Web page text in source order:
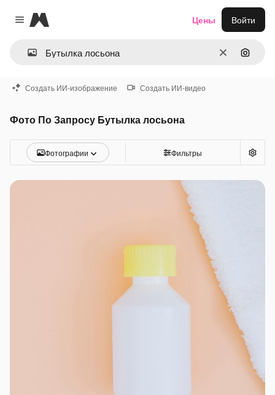
Close menu
Magnific
ОчиститьПоиск
Цены Войти
Создать ИИ-изображение Создать ИИ-видео
Фото По Запросу Бутылка лосьона
Фотографии Фильтры